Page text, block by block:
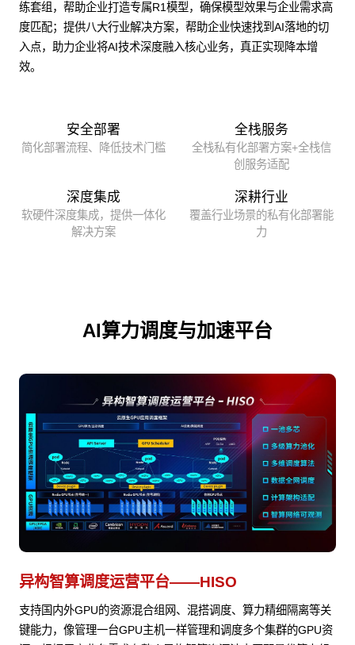
练套组，帮助企业打造专属R1模型，确保模型效果与企业需求高
度匹配；提供八大行业解决方案，帮助企业快速找到AI落地的切
入点，助力企业将AI技术深度融入核心业务，真正实现降本增
效。
安全部署
简化部署流程、降低技术门槛
全栈服务
全栈私有化部署方案+全栈信
创服务适配
深度集成
软硬件深度集成，提供一体化
解决方案
深耕行业
覆盖行业场景的私有化部署能
力
AI算力调度与加速平台
异构智算调度运营平台——HISO
支持国内外GPU的资源混合组网、混搭调度、算力精细隔离等关
键能力，像管理一台GPU主机一样管理和调度多个集群的GPU资